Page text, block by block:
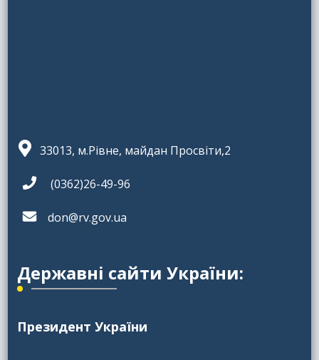
33013, м.Рівне, майдан Просвіти,2
(0362)26-49-96
don@rv.gov.ua
Державні сайти України:
Президент України